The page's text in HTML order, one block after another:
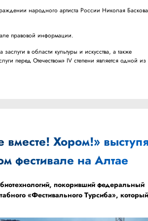
народного артиста России Николая Баскова
правовой информации.
в области культуры и искусства, а также
перед Отечеством» IV степени является одной из
Хором!»
фестивале на Алтае
покоривший федеральный
«Фестивального Турсиба»,